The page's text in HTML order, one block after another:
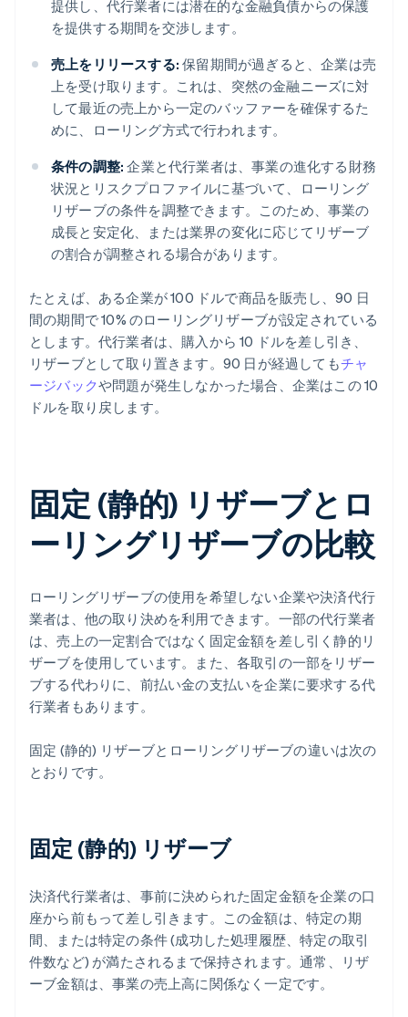
提供し、代行業者には潜在的な金融負債からの保護
を提供する期間を交渉します。
売上をリリースする: 保留期間が過ぎると、企業は売
上を受け取ります。これは、突然の金融ニーズに対
して最近の売上から一定のバッファーを確保するた
めに、ローリング方式で行われます。
条件の調整: 企業と代行業者は、事業の進化する財務
状況とリスクプロファイルに基づいて、ローリング
リザーブの条件を調整できます。このため、事業の
成長と安定化、または業界の変化に応じてリザーブ
の割合が調整される場合があります。
たとえば、ある企業が 100 ドルで商品を販売し、90 日
間の期間で 10% のローリングリザーブが設定されている
とします。代行業者は、購入から 10 ドルを差し引き、
リザーブとして取り置きます。90 日が経過してもチャ
ージバックや問題が発生しなかった場合、企業はこの 10
ドルを取り戻します。
固定 (静的) リザーブとロ
ーリングリザーブの比較
ローリングリザーブの使用を希望しない企業や決済代行
業者は、他の取り決めを利用できます。一部の代行業者
は、売上の一定割合ではなく固定金額を差し引く静的リ
ザーブを使用しています。また、各取引の一部をリザー
ブする代わりに、前払い金の支払いを企業に要求する代
行業者もあります。
固定 (静的) リザーブとローリングリザーブの違いは次の
とおりです。
固定 (静的) リザーブ
決済代行業者は、事前に決められた固定金額を企業の口
座から前もって差し引きます。この金額は、特定の期
間、または特定の条件 (成功した処理履歴、特定の取引
件数など) が満たされるまで保持されます。通常、リザ
ーブ金額は、事業の売上高に関係なく一定です。